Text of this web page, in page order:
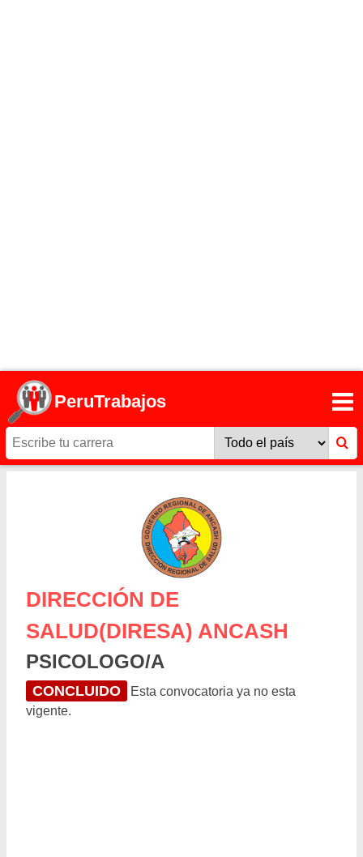
PeruTrabajos
DIRECCIÓN DE
SALUD(DIRESA) ANCASH
PSICOLOGO/A
CONCLUIDO
Esta convocatoria ya no esta
vigente.